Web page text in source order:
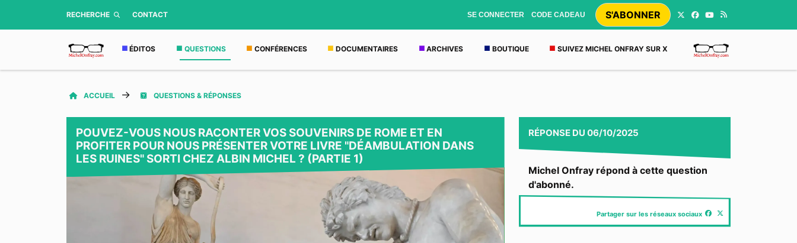
RECHERCHE CONTACT SE CONNECTER CODE CADEAU S'ABONNER
ÉDITOS QUESTIONS CONFÉRENCES DOCUMENTAIRES ARCHIVES BOUTIQUE SUIVEZ MICHEL ONFRAY SUR X
ACCUEIL QUESTIONS & RÉPONSES
POUVEZ-VOUS NOUS RACONTER VOS SOUVENIRS DE ROME ET EN
PROFITER POUR NOUS PRÉSENTER VOTRE LIVRE "DÉAMBULATION DANS
LES RUINES" SORTI CHEZ ALBIN MICHEL ? (PARTIE 1)
RÉPONSEDU 06/10/2025
Michel Onfray répond à cette question
d'abonné.
Partager sur les réseaux sociaux